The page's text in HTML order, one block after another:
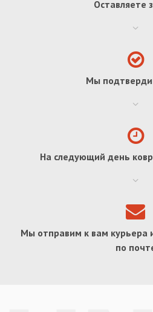
Оставляете
Мы
На следующий день
Мы отправим к вам курьера
по